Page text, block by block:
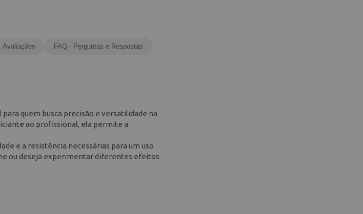
Avaliações FAQ - Perguntas e Respostas
para quem busca precisão e versatilidade na
ao profissional, ela permite a
e a resistência necessárias para um uso
ou deseja experimentar diferentes efeitos